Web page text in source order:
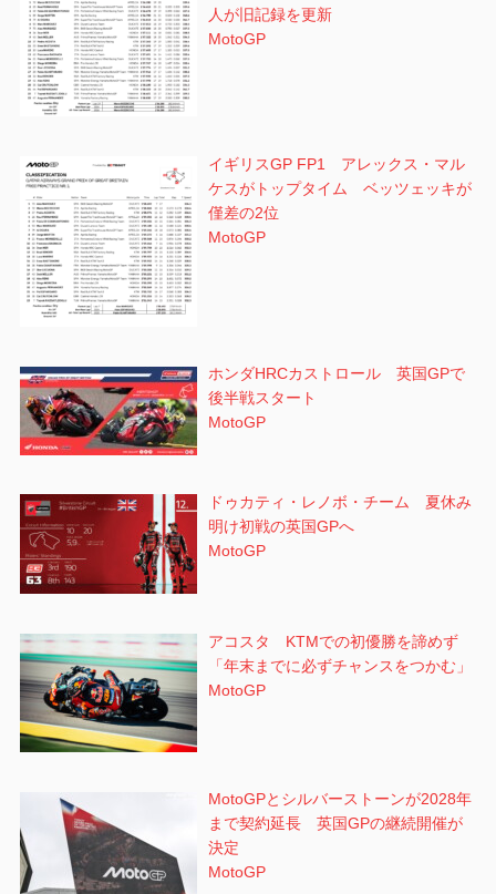
人が旧記録を更新
MotoGP
イギリスGP FP1 アレックス・マル
ケスがトップタイム ベッツェッキが
僅差の2位
MotoGP
ホンダHRCカストロール 英国GPで
後半戦スタート
MotoGP
ドゥカティ・レノボ・チーム 夏休み
明け初戦の英国GPへ
MotoGP
アコスタ KTMでの初優勝を諦めず
「年末までに必ずチャンスをつかむ」
MotoGP
MotoGPとシルバーストーンが2028年
まで契約延長 英国GPの継続開催が
決定
MotoGP